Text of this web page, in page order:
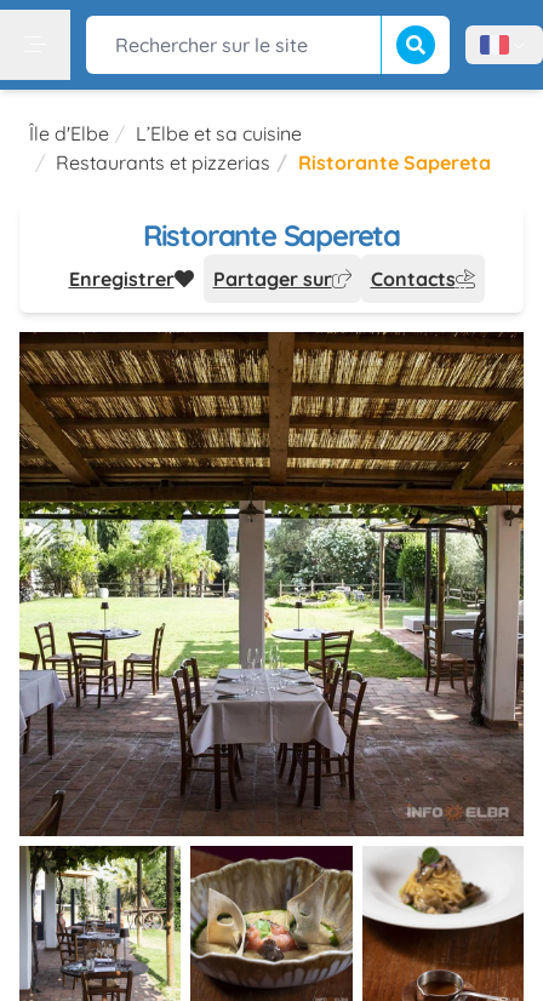
Rechercher sur le site Lancer la Menù
Île d'Elbe
L’Elbe et sa cuisine
Restaurants et pizzerias
Ristorante Sapereta
Ristorante Sapereta
Enregistrer Partager sur Contacts